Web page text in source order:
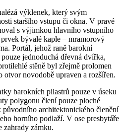
výklenek, který svým
staršího vstupu či okna. V pravé
s výjimkou hlavního vstupního
bývalé kaple – mramorový
Portál, jehož raně barokní
jednoduchá dřevná dvířka,
stěně byl zřejmě prolomen
otvor novodobě upraven a rozšířen.
barokních pilastrů pouze v úseku
polygonu člení pouze ploché
původního architektonického členění
horního podlaží. V ose presbytáře
zahrady zámku.